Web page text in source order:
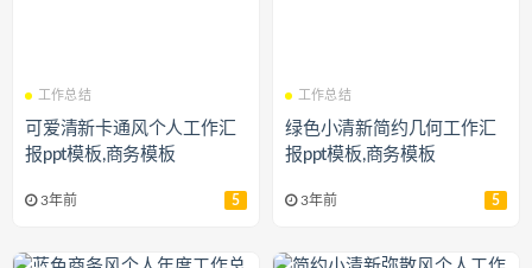
工作总结
可爱清新卡通风个人工作汇
报ppt模板,商务模板
3年前 5
工作总结
绿色小清新简约几何工作汇
报ppt模板,商务模板
3年前 5